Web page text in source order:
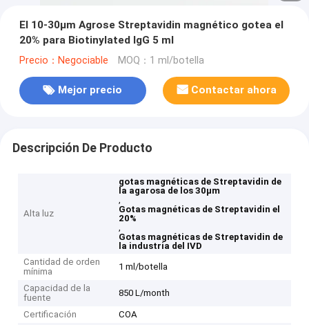
El 10-30μm Agrose Streptavidin magnético gotea el
20% para Biotinylated IgG 5 ml
Precio：Negociable MOQ：1 ml/botella
Mejor precio Contactar ahora
Descripción De Producto
Alta luz
gotas magnéticas de Streptavidin de
la agarosa de los 30μm
,
Gotas magnéticas de Streptavidin el
20%
,
Gotas magnéticas de Streptavidin de
la industria del IVD
Cantidad de orden
mínima
1 ml/botella
Capacidad de la
fuente
850 L/month
Certificación
COA